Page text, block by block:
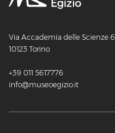
Via Accademia delle Scienze 6
10123 Torino
+39 011 5617776
info@museoegizio.it